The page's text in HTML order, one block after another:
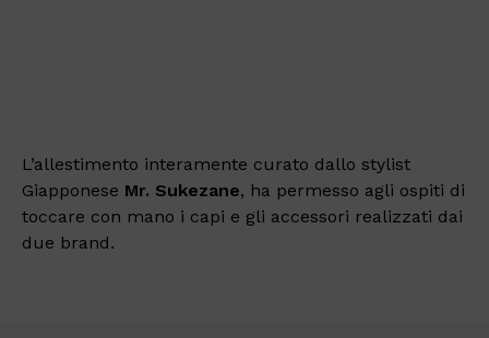
L’allestimento interamente curato dallo stylist
Giapponese Mr. Sukezane, ha permesso agli ospiti di
toccare con mano i capi e gli accessori realizzati dai
due brand.